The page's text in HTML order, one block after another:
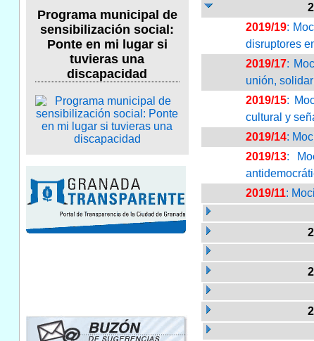
Programa municipal de
sensibilización social:
Ponte en mi lugar si
tuvieras una
discapacidad
2019/19:
disruptores
2019/17:
unión,
2019/15:
cultural y
2019/14:
2019/13:
2019/11: